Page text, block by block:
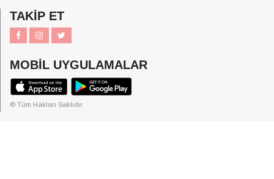
TAKİP ET
MOBİL UYGULAMALAR
© Tüm Hakları Saklıdır.